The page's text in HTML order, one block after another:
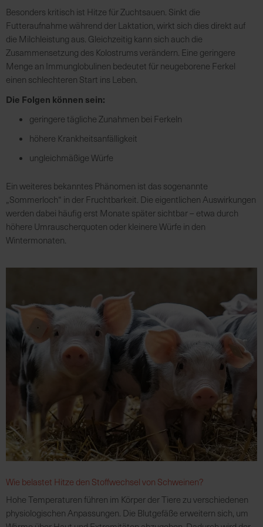
Besonders kritisch ist Hitze für Zuchtsauen. Sinkt die
Futteraufnahme während der Laktation, wirkt sich dies direkt auf
die Milchleistung aus. Gleichzeitig kann sich auch die
Zusammensetzung des Kolostrums verändern. Eine geringere
Menge an Immunglobulinen bedeutet für neugeborene Ferkel
einen schlechteren Start ins Leben.
Die Folgen können sein:
geringere tägliche Zunahmen bei Ferkeln
höhere Krankheitsanfälligkeit
ungleichmäßige Würfe
Ein weiteres bekanntes Phänomen ist das sogenannte
„Sommerloch“ in der Fruchtbarkeit. Die eigentlichen Auswirkungen
werden dabei häufig erst Monate später sichtbar – etwa durch
höhere Umrauscherquoten oder kleinere Würfe in den
Wintermonaten.
Wie belastet Hitze den Stoffwechsel von Schweinen?
Hohe Temperaturen führen im Körper der Tiere zu verschiedenen
physiologischen Anpassungen. Die Blutgefäße erweitern sich, um